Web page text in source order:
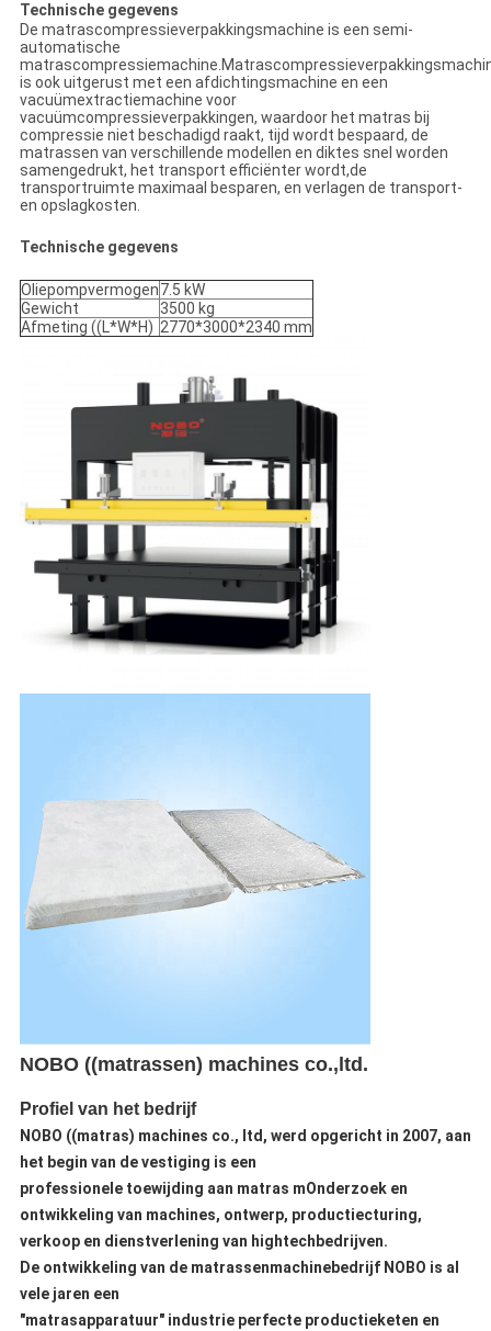
Technische gegevens
De matrascompressieverpakkingsmachine is een semi-
automatische
is ook uitgerust met een afdichtingsmachine en een
vacuümextractiemachine voor
vacuümcompressieverpakkingen, waardoor het matras bij
compressie niet beschadigd raakt, tijd wordt bespaard, de
matrassen van verschillende modellen en diktes snel worden
samengedrukt, het transport efficiënter wordt,de
transportruimte maximaal besparen, en verlagen de transport-
en opslagkosten.
Technische gegevens
Oliepompvermogen7.5 kW
Gewicht
3500 kg
Afmeting ((L*W*H) 2770*3000*2340 mm
NOBO ((matrassen) machines co.,ltd.
Profiel van het bedrijf
NOBO ((matras) machines co., ltd, werd opgericht in 2007, aan
het begin van de vestiging is een
professionele toewijding aan matras mOnderzoek en
ontwikkeling van machines, ontwerp, productiecturing,
verkoop en dienstverlening van hightechbedrijven.
De ontwikkeling van de matrassenmachinebedrijf NOBO is al
vele jaren een
"matrasapparatuur" industrie perfecte productieketen en